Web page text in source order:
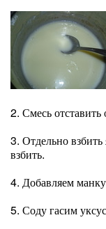
2. Смесь отставить
3. Отдельно
взбить.
4. Добавляем
5. Соду гасим